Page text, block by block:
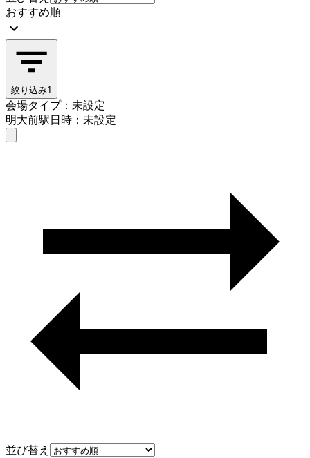
おすすめ順
絞り込み1
会場タイプ：未設定
明大前駅日時：未設定
並び替え